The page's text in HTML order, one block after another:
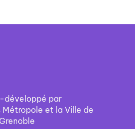
développé par
Métropole et la Ville de
Grenoble